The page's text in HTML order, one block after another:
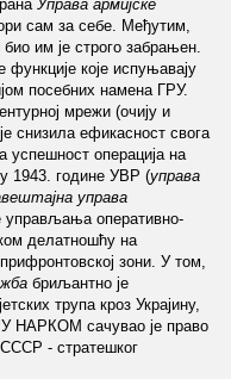
Управа армијске
сам за себе. Међутим,
био им је строго забрањен.
које испуњавају
посебних намена ГРУ.
мрежи (очију и
снизила ефикасност свога
успешност операција на
1943. године УВР (управа
управа
управљања оперативно-
делатношћу на
зони. У том,
бриљантно је
трупа кроз Украјину,
НАРКОМ сачувао је право
- стратешког